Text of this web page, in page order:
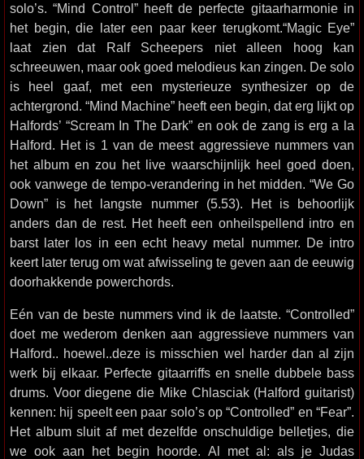
solo’s. “Mind Control” heeft de perfecte gitaarharmonie in
het begin, die later een paar keer terugkomt.“Magic Eye”
laat zien dat Ralf Scheepers niet alleen hoog kan
schreeuwen, maar ook goed melodieus kan zingen. De solo
is heel gaaf, met een mysterieuze synthesizer op de
achtergrond. “Mind Machine” heeft een begin, dat erg lijkt op
Halfords’ “Scream In The Dark” en ook de zang is erg a la
Halford. Het is 1 van de meest aggressieve nummers van
het album en zou het live waarschijnlijk heel goed doen,
ook vanwege de tempo-verandering in het midden. “We Go
Down” is het langste nummer (5.53). Het is behoorlijk
anders dan de rest. Het heeft een onheilspellend intro en
barst later los in een echt heavy metal nummer. De intro
keert later terug om wat afwisseling te geven aan de eeuwig
doorhakkende powerchords.
Eén van de beste nummers vind ik de laatste. “Controlled”
doet me wederom denken aan aggressieve nummers van
Halford.. hoewel..deze is misschien wel harder dan al zijn
werk bij elkaar. Perfecte gitaarriffs en snelle dubbele bass
drums. Voor diegene die Mike Chlasciak (Halford guitarist)
kennen: hij speelt een paar solo’s op “Controlled” en “Fear”.
Het album sluit af met dezelfde onschuldige belletjes, die
we ook aan het begin hoorde. Al met al: als je Judas